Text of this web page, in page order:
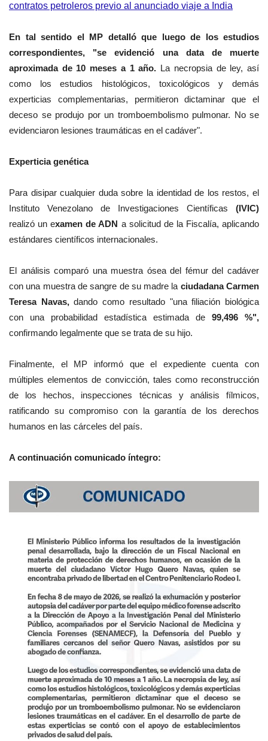
contratos petroleros previo al anunciado viaje a India
En tal sentido el MP detalló que l uego de los estudios
correspondientes, "se evidenció una data de muerte
aproximada de 10 meses a 1 año. La necropsia de ley, así
como los estudios histológicos, toxicológicos y demás
experticias complementarias, permitieron dictaminar que el
deceso se produjo por un tromboembolismo pulmonar. No se
evidenciaron lesiones traumáticas en el cadáver".
Experticia genética
Para disipar cualquier duda sobre la identidad de los restos, el
Instituto Venezolano de Investigaciones Científicas (IVIC)
realizó un examen de ADN a solicitud de la Fiscalía, aplicando
estándares científicos internacionales.
El análisis comparó una muestra ósea del fémur del cadáver
con una muestra de sangre de su madre la ciudadana Carmen
Teresa Navas,dando como resultado "una filiación biológica
con una probabilidad estadística estimada de 99,496 %",
confirmando legalmente que se trata de su hijo.
Finalmente, el MP informó que el expediente cuenta con
múltiples elementos de convicción, tales como reconstrucción
de los hechos, inspecciones técnicas y análisis fílmicos,
ratificando su compromiso con la garantía de los derechos
humanos en las cárceles del país.
A continuación comunicado íntegro: